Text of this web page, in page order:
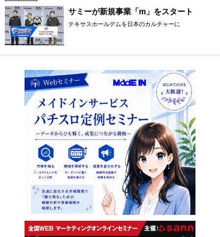
サミーが新規事業「m」をスタート
テキサスホールデムを日本のカルチャーに